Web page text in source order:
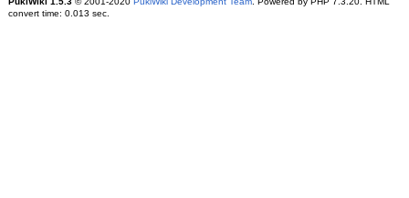
convert time: 0.013 sec.